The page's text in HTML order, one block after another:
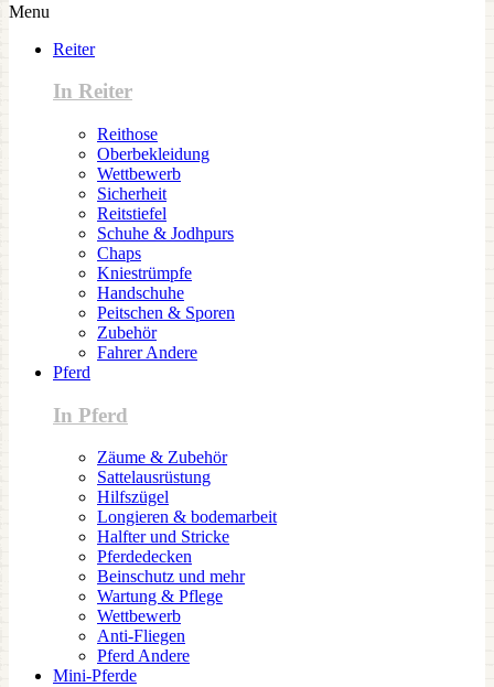
Menu
Reiter
In Reiter
Reithose
Oberbekleidung
Wettbewerb
Sicherheit
Reitstiefel
Schuhe & Jodhpurs
Chaps
Kniestrümpfe
Handschuhe
Peitschen & Sporen
Zubehör
Fahrer Andere
Pferd
In Pferd
Zäume & Zubehör
Sattelausrüstung
Hilfszügel
Longieren & bodemarbeit
Halfter und Stricke
Pferdedecken
Beinschutz und mehr
Wartung & Pflege
Wettbewerb
Anti-Fliegen
Pferd Andere
Mini-Pferde